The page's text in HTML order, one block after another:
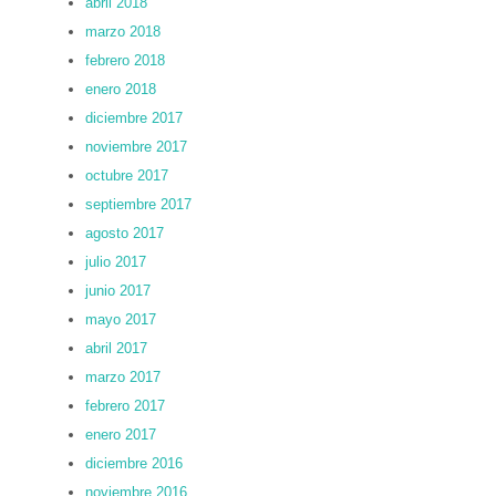
marzo 2018
febrero 2018
enero 2018
diciembre 2017
noviembre 2017
octubre 2017
septiembre 2017
agosto 2017
julio 2017
junio 2017
mayo 2017
abril 2017
marzo 2017
febrero 2017
enero 2017
diciembre 2016
noviembre 2016